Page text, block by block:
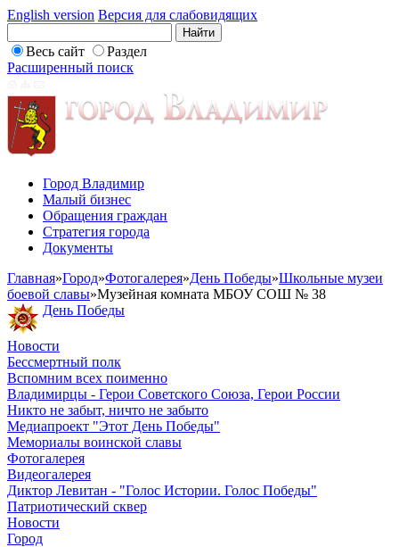
English version Версия для слабовидящих
Весь сайт
Раздел
Расширенный поиск
Город Владимир
Малый бизнес
Обращения граждан
Стратегия города
Документы
Главная»Город»Фотогалерея»День Победы»Школьные музеи
боевой славы»Музейная комната МБОУ СОШ № 38
День Победы
Новости
Бессмертный полк
Вспомним всех поименно
Владимирцы - Герои Советского Союза, Герои России
Никто не забыт, ничто не забыто
Медиапроект "Этот День Победы"
Мемориалы воинской славы
Фотогалерея
Видеогалерея
Диктор Левитан - "Голос Истории. Голос Победы"
Патриотический сквер
Новости
Город